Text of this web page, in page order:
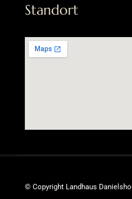
Standort
© Copyright Landhaus